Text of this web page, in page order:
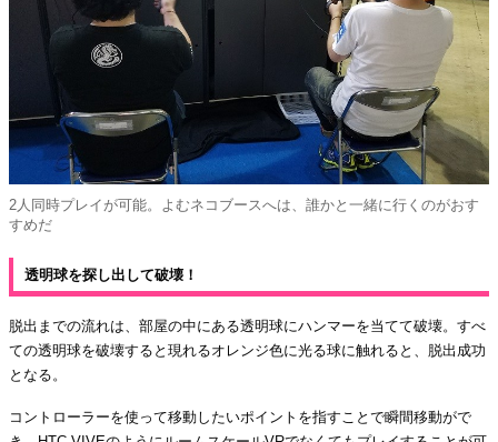
2人同時プレイが可能。よむネコブースへは、誰かと一緒に行くのがおす
すめだ
透明球を探し出して破壊！
脱出までの流れは、部屋の中にある透明球にハンマーを当てて破壊。すべ
ての透明球を破壊すると現れるオレンジ色に光る球に触れると、脱出成功
となる。
コントローラーを使って移動したいポイントを指すことで瞬間移動がで